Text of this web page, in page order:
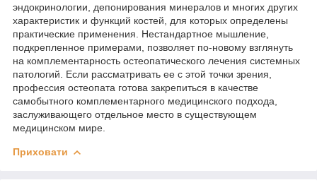
эндокринологии, депонирования минералов и многих других
характеристик и функций костей, для которых определены
практические применения. Нестандартное мышление,
подкрепленное примерами, позволяет по-новому взглянуть
на комплементарность остеопатического лечения системных
патологий. Если рассматривать ее с этой точки зрения,
профессия остеопата готова закрепиться в качестве
самобытного комплементарного медицинского подхода,
заслуживающего отдельное место в существующем
медицинском мире.
Приховати